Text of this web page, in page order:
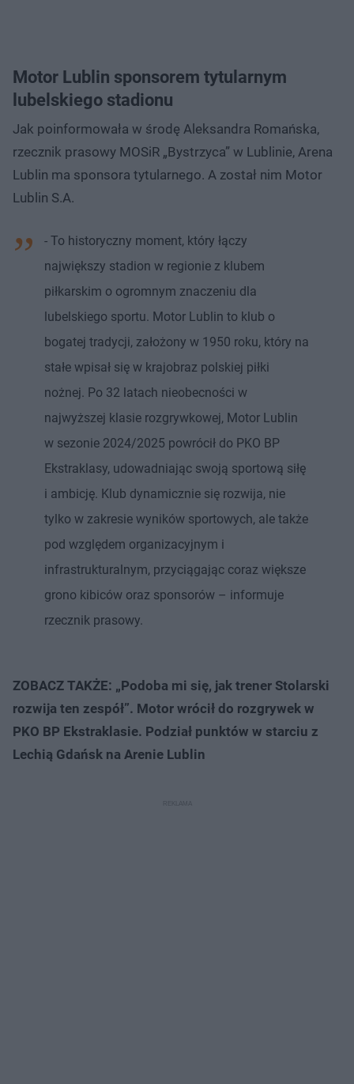
Motor Lublin sponsorem tytularnym
lubelskiego stadionu
Jak poinformowała w środę Aleksandra Romańska,
rzecznik prasowy MOSiR „Bystrzyca” w Lublinie, Arena
Lublin ma sponsora tytularnego. A został nim Motor
Lublin S.A.
- To historyczny moment, który łączy
największy stadion w regionie z klubem
piłkarskim o ogromnym znaczeniu dla
lubelskiego sportu. Motor Lublin to klub o
bogatej tradycji, założony w 1950 roku, który na
stałe wpisał się w krajobraz polskiej piłki
nożnej. Po 32 latach nieobecności w
najwyższej klasie rozgrywkowej, Motor Lublin
w sezonie 2024/2025 powrócił do PKO BP
Ekstraklasy, udowadniając swoją sportową siłę
i ambicję. Klub dynamicznie się rozwija, nie
tylko w zakresie wyników sportowych, ale także
pod względem organizacyjnym i
infrastrukturalnym, przyciągając coraz większe
grono kibiców oraz sponsorów – informuje
rzecznik prasowy.
ZOBACZ TAKŻE: „Podoba mi się, jak trener Stolarski
rozwija ten zespół”. Motor wrócił do rozgrywek w
PKO BP Ekstraklasie. Podział punktów w starciu z
Lechią Gdańsk na Arenie Lublin